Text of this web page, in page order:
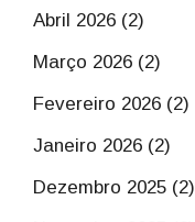
Abril 2026 (2)
Março 2026 (2)
Fevereiro 2026 (2)
Janeiro 2026 (2)
Dezembro 2025 (2)